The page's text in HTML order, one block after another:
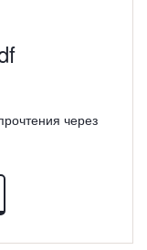
через